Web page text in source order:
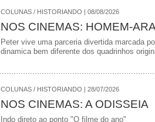
COLUNAS / HISTORIANDO | 08/08/2026
NOS CINEMAS: HOMEM-
Peter vive uma parceria divertida marcada
dinamica bem diferente dos quadrinhos
COLUNAS / HISTORIANDO | 28/07/2026
NOS CINEMAS: A ODISSEIA
Indo direto ao ponto "O filme do ano"